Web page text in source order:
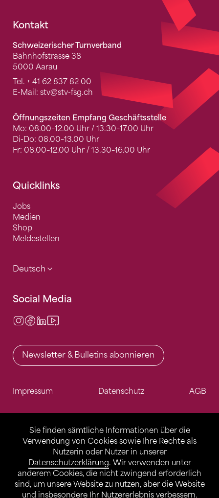
Sie finden sämtliche Informationen über die
Verwendung von Cookies sowie Ihre Rechte als
Nutzerin oder Nutzer in unserer
Datenschutzerklärung. Wir verwenden unter
anderem Cookies, die nicht zwingend erforderlich
sind, um unsere Website zu nutzen, aber die Website
und insbesondere Ihr Nutzererlebnis verbessern.
Fusszeile
Kontakt
Schweizerischer Turnverband
Bahnhofstrasse 38
5000 Aarau
Tel. + 41 62 837 82 00
E-Mail: stv@stv-fsg.ch
Öffnungszeiten Empfang Geschäftsstelle
Mo: 08.00–12.00 Uhr / 13.30–17.00 Uhr
Di-Do: 08.00–13.00 Uhr
Fr: 08.00–12.00 Uhr / 13.30–16.00 Uhr
Quicklinks
Jobs
Medien
Shop
Meldestellen
Deutsch
Social Media
Instagram
Facebook
LinkedIn
Newsletter & Bulletins abonnieren
Impressum Datenschutz AGB